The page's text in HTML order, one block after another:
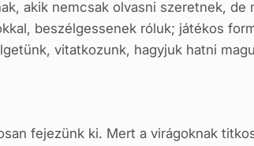
akik nemcsak olvasni szeretnek, de
beszélgessenek róluk; játékos
vitatkozunk, hagyjuk hatni
fejezünk ki. Mert a virágoknak